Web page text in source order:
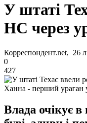
У штаті
НС через
Корреспондент.net, 26
0
427
Ханна - перший
Влада очікує